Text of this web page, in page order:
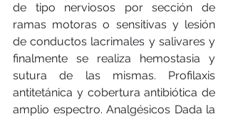
de tipo nerviosos por sección de
ramas motoras o sensitivas y lesión
de conductos lacrimales y salivares y
finalmente se realiza hemostasia y
sutura de las mismas. Profilaxis
antitetánica y cobertura antibiótica de
amplio espectro. Analgésicos Dada la